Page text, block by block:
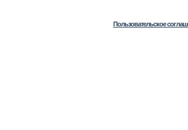
Пользовательское